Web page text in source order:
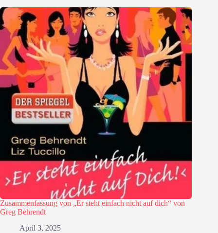
Zusammenfassung von „Er steht einfach nicht auf dich“ von
Greg Behrendt
April 3, 2025